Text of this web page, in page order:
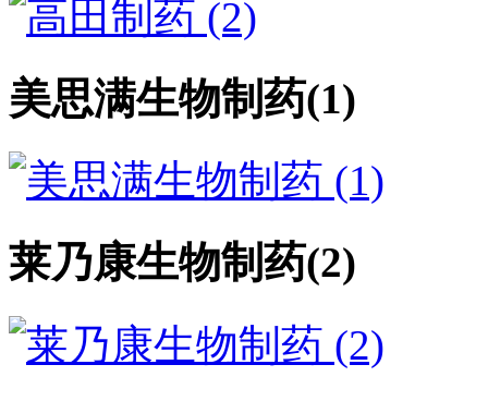
美思满生物制药(1)
莱乃康生物制药(2)